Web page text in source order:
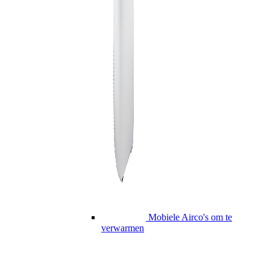
Mobiele Airco's om te
verwarmen